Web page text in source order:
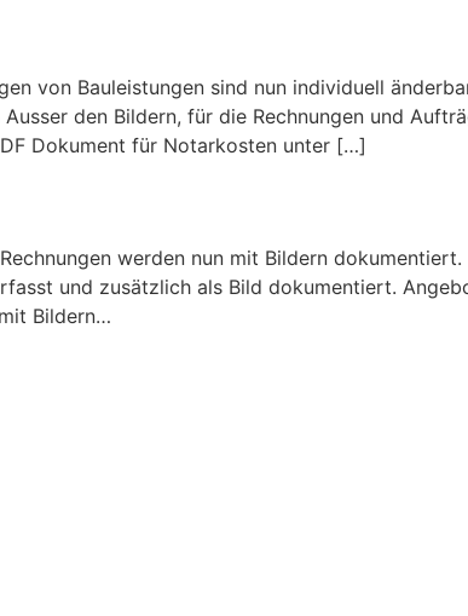
von Bauleistungen sind nun individuell
den Bildern, für die Rechnungen und
Dokument für Notarkosten unter […]
werden nun mit Bildern
und zusätzlich als Bild dokumentiert.
Bildern…